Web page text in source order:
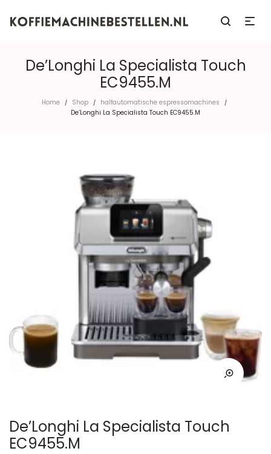
De’Longhi La Specialista Touch
EC9455.M
Home / Shop / halfautomatische espressomachines /
De’Longhi La Specialista Touch EC9455.M
De’Longhi La Specialista Touch
EC9455.M